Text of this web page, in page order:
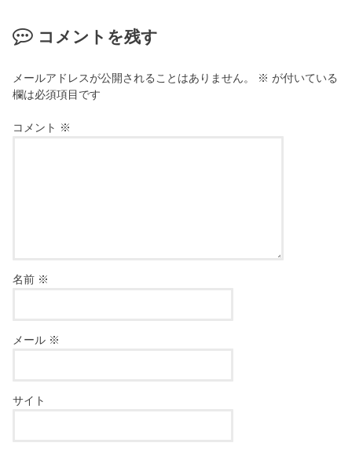
コメントを残す
メールアドレスが公開されることはありません。 ※ が付いている
欄は必須項目です
コメント ※
名前 ※
メール ※
サイト